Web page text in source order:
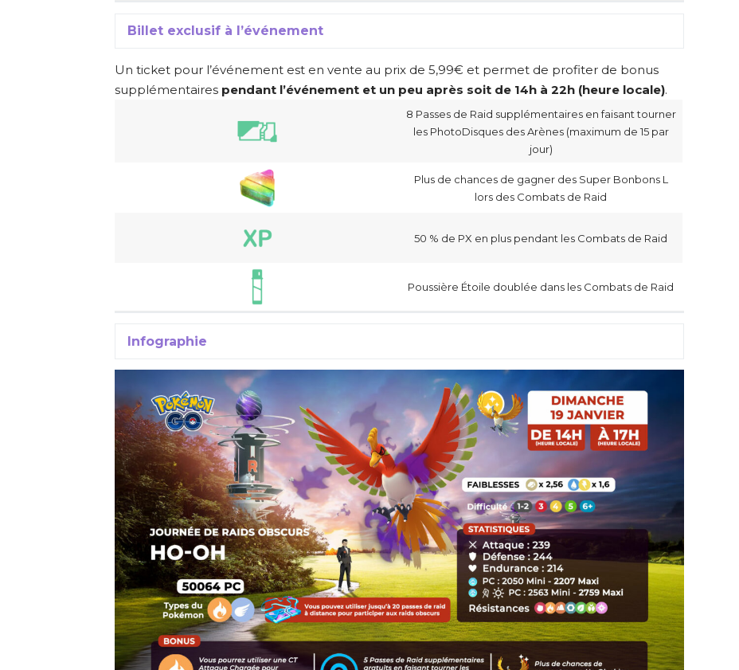
Billet exclusif à l’événement
Un ticket pour l’événement est en vente au prix de 5,99€ et permet de profiter de bonus
supplémentaires pendant l’événement et un peu après soit de 14h à 22h (heure locale).
8 Passes de Raid supplémentaires en faisant tourner
les PhotoDisques des Arènes (maximum de 15 par
jour)
Plus de chances de gagner des Super Bonbons L
lors des Combats de Raid
50 % de PX en plus pendant les Combats de Raid
Poussière Étoile doublée dans les Combats de Raid
Infographie